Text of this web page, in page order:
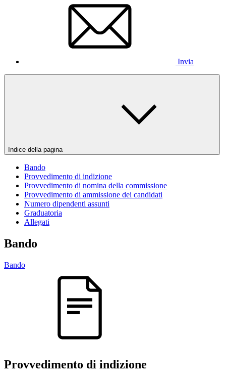
Invia
Indice della pagina
Bando
Provvedimento di indizione
Provvedimento di nomina della commissione
Provvedimento di ammissione dei candidati
Numero dipendenti assunti
Graduatoria
Allegati
Bando
Bando
Provvedimento di indizione